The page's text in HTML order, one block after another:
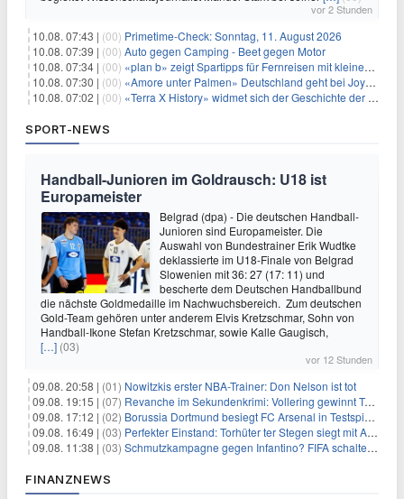
vor 2 Stunden
10.08. 07:43 | (00) Primetime-Check: Sonntag, 11. August 2026
10.08. 07:39 | (00) Auto gegen Camping - Beet gegen Motor
10.08. 07:34 | (00) «plan b» zeigt Spartipps für Fernreisen mit kleinem Budget
10.08. 07:30 | (00) «Amore unter Palmen» Deutschland geht bei Joyn weiter
10.08. 07:02 | (00) «Terra X History» widmet sich der Geschichte der deutschen Vereine
SPORT-NEWS
Handball-Junioren im Goldrausch: U18 ist
Europameister
Belgrad (dpa) - Die deutschen Handball-
Junioren sind Europameister. Die
Auswahl von Bundestrainer Erik Wudtke
deklassierte im U18-Finale von Belgrad
Slowenien mit 36: 27 (17: 11) und
bescherte dem Deutschen Handballbund
die nächste Goldmedaille im Nachwuchsbereich. Zum deutschen
Gold-Team gehören unter anderem Elvis Kretzschmar, Sohn von
Handball-Ikone Stefan Kretzschmar, sowie Kalle Gaugisch,
[…] (03)
vor 12 Stunden
09.08. 20:58 | (01) Nowitzkis erster NBA-Trainer: Don Nelson ist tot
09.08. 19:15 | (07) Revanche im Sekundenkrimi: Vollering gewinnt Tour
09.08. 17:12 | (02) Borussia Dortmund besiegt FC Arsenal in Testspiel mit 3:2
09.08. 16:49 | (03) Perfekter Einstand: Torhüter ter Stegen siegt mit Ajax
09.08. 11:38 | (03) Schmutzkampagne gegen Infantino? FIFA schaltet auf Angriff
FINANZNEWS